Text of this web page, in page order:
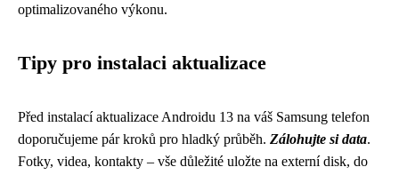
optimalizovaného výkonu.
Tipy pro instalaci aktualizace
Před instalací aktualizace Androidu 13 na váš Samsung telefon
doporučujeme pár kroků pro hladký průběh. Zálohujte si data.
Fotky, videa, kontakty – vše důležité uložte na externí disk, do